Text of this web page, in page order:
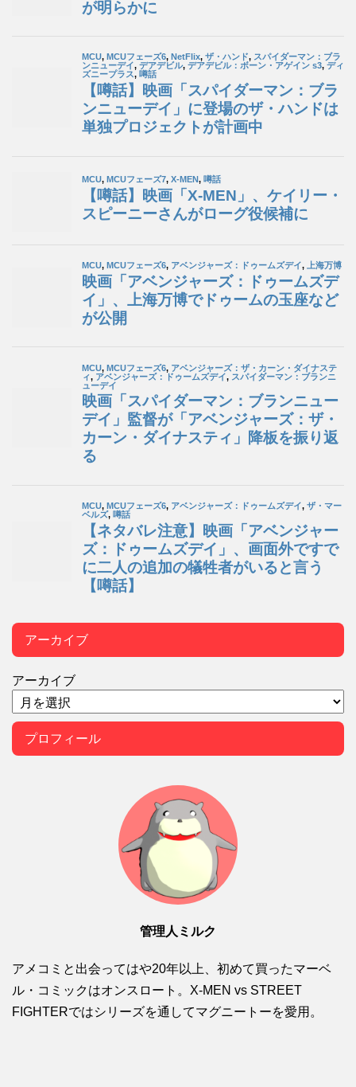
アーカイブ
アーカイブ
プロフィール
管理人ミルク
アメコミと出会ってはや20年以上、初めて買ったマーベ
ル・コミックはオンスロート。X-MEN vs STREET
FIGHTERではシリーズを通してマグニートーを愛用。